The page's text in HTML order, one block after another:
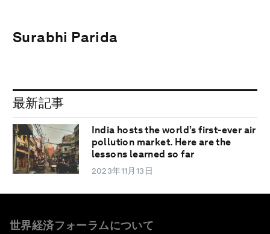
Surabhi Parida
最新記事
India hosts the world’s first-ever air
pollution market. Here are the
lessons learned so far
2023年11月13日
世界経済フォーラムについて